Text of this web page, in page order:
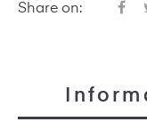
Share on: